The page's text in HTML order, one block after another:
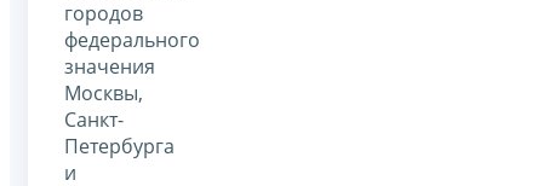
городов
федерального
значения
Москвы,
Санкт-
Петербурга
и